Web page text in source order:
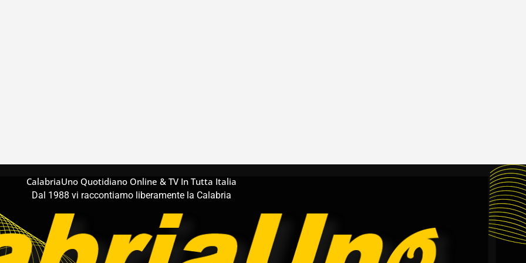
CalabriaUno Quotidiano Online & TV In Tutta Italia
Dal 1988 vi raccontiamo liberamente la Calabria